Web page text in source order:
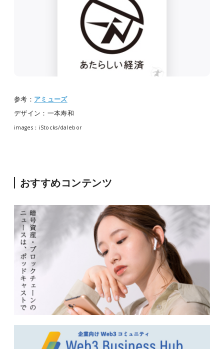
参考： アミューズ
デザイン：一本寿和
images：iStocks/dalebor
おすすめコンテンツ